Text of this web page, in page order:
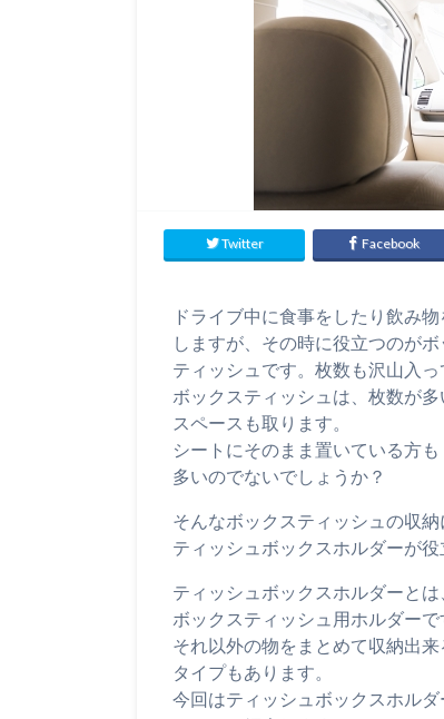
Twitter Facebook
ドライブ中に食事をしたり飲み物
しますが、その時に役立つのがボ
ティッシュです。枚数も沢山入っ
ボックスティッシュは、枚数が多
スペースも取ります。
シートにそのまま置いている方も
多いのでないでしょうか？
そんなボックスティッシュの収納
ティッシュボックスホルダーが役
ティッシュボックスホルダーとは
ボックスティッシュ用ホルダーで
それ以外の物をまとめて収納出来
タイプもあります。
今回はティッシュボックスホルダ